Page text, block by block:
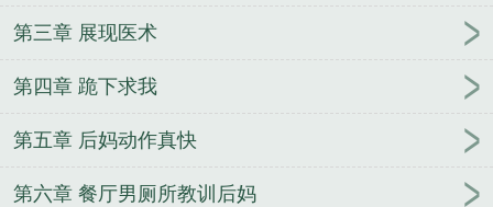
第三章 展现医术
第四章 跪下求我
第五章 后妈动作真快
第六章 餐厅男厕所教训后妈